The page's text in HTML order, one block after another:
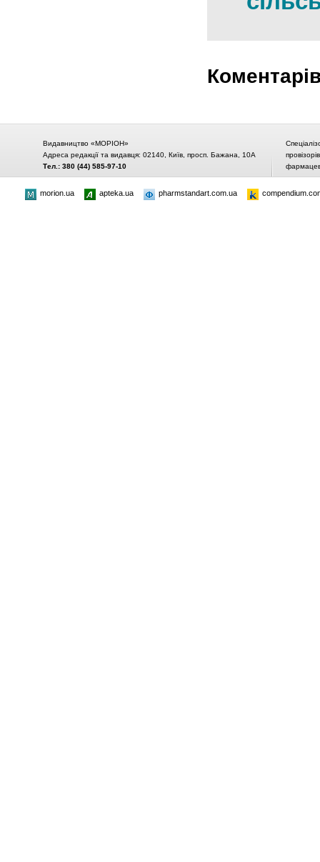
Видавництво «МОРІОН»
Адреса редакції та видавця: 02140, Київ, просп. Бажана, 10А
Тел.: 380 (44) 585-97-10
morion.ua apteka.ua pharmstandart.com.ua